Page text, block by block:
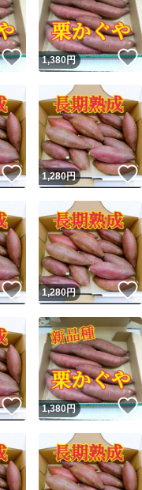
安心発送
いいね！
1,380円
いいね！
1,280円
いいね！
1,280円
いいね！
1,380円